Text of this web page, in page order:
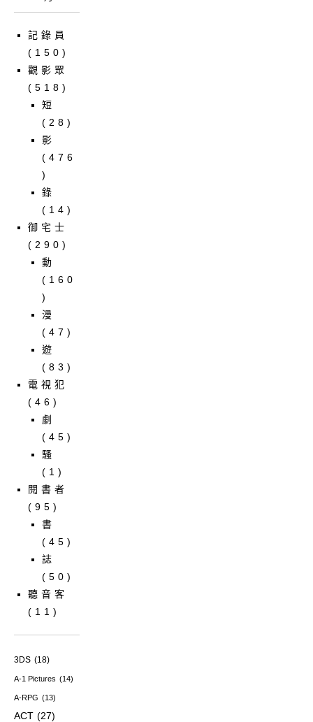
記錄員
(150)
觀影眾
(518)
短
(28)
影
(476
)
錄
(14)
御宅士
(290)
動
(160
)
漫
(47)
遊
(83)
電視犯
(46)
劇
(45)
騷
(1)
閱書者
(95)
書
(45)
誌
(50)
聽音客
(11)
3DS (18)
A-1 Pictures (14)
A-RPG (13)
ACT (27)